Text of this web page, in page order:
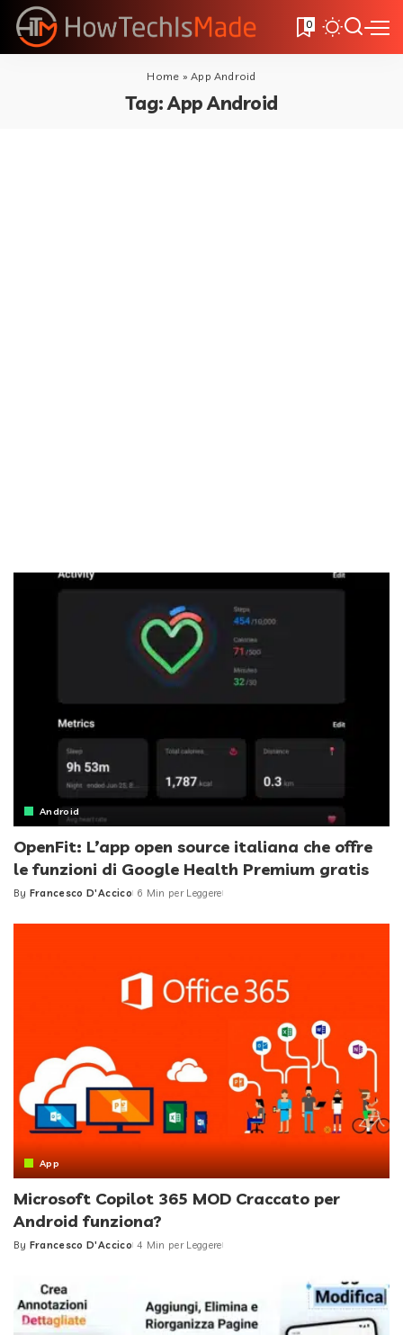
0
Home »App Android
Tag:App Android
Android
OpenFit: L’app open source italiana che offre
le funzioni di Google Health Premium gratis
Posted
By Francesco D'Accico 6 Min per Leggere
App
Microsoft Copilot 365 MOD Craccato per
Android funziona?
Posted
By Francesco D'Accico 4 Min per Leggere